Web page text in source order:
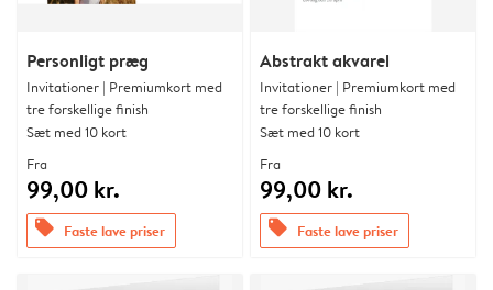
Personligt præg
Invitationer | Premiumkort med
tre forskellige finish
Sæt med 10 kort
Fra
99,00 kr.
offers Faste lave priser
Abstrakt akvarel
Invitationer | Premiumkort med
tre forskellige finish
Sæt med 10 kort
Fra
99,00 kr.
offers Faste lave priser